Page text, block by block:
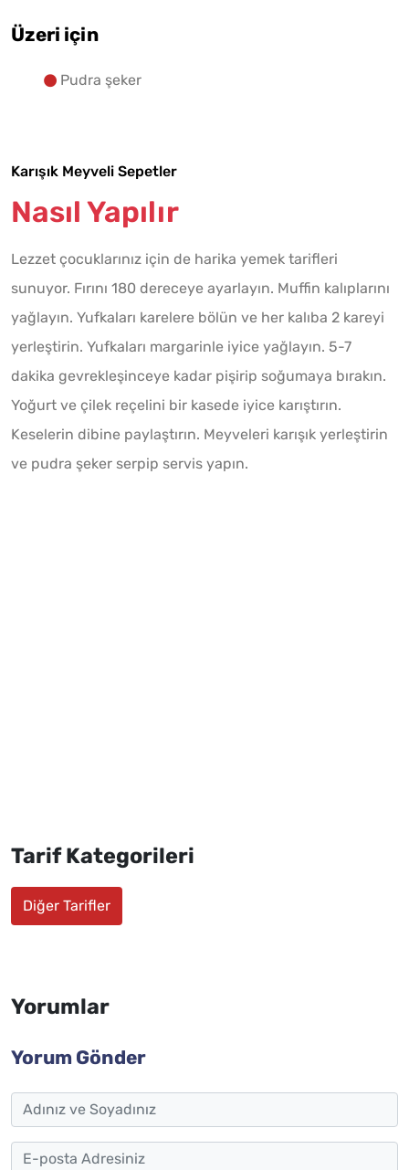
Üzeri için
Pudra şeker
Karışık Meyveli Sepetler
Nasıl Yapılır
Lezzet çocuklarınız için de harika yemek tarifleri
sunuyor. Fırını 180 dereceye ayarlayın. Muffin kalıplarını
yağlayın. Yufkaları karelere bölün ve her kalıba 2 kareyi
yerleştirin. Yufkaları margarinle iyice yağlayın. 5-7
dakika gevrekleşinceye kadar pişirip soğumaya bırakın.
Yoğurt ve çilek reçelini bir kasede iyice karıştırın.
Keselerin dibine paylaştırın. Meyveleri karışık yerleştirin
ve pudra şeker serpip servis yapın.
Tarif Kategorileri
Diğer Tarifler
Yorumlar
Yorum Gönder